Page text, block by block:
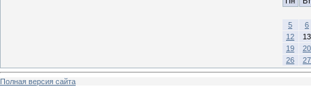
5
6
12
13
19
20
26
27
Полная версия сайта